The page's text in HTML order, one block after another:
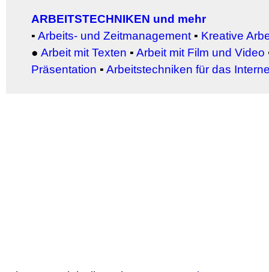
ARBEITSTECHNIKEN und mehr
▪ Arbeits- und Zeitmanagement ▪ Kreative
● Arbeit mit Texten ▪ Arbeit mit Film und Video
Präsentation ▪ Arbeitstechniken für das